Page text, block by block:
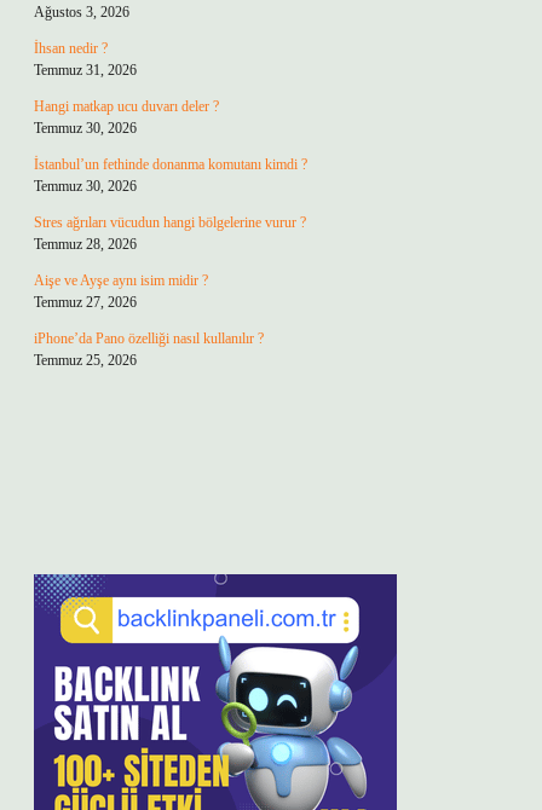
Ağustos 3, 2026
İhsan nedir ?
Temmuz 31, 2026
Hangi matkap ucu duvarı deler ?
Temmuz 30, 2026
İstanbul’un fethinde donanma komutanı kimdi ?
Temmuz 30, 2026
Stres ağrıları vücudun hangi bölgelerine vurur ?
Temmuz 28, 2026
Aişe ve Ayşe aynı isim midir ?
Temmuz 27, 2026
iPhone’da Pano özelliği nasıl kullanılır ?
Temmuz 25, 2026